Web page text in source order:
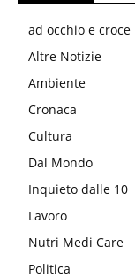
ad occhio e croce
Altre Notizie
Ambiente
Cronaca
Cultura
Dal Mondo
Inquieto dalle 10
Lavoro
Nutri Medi Care
Politica